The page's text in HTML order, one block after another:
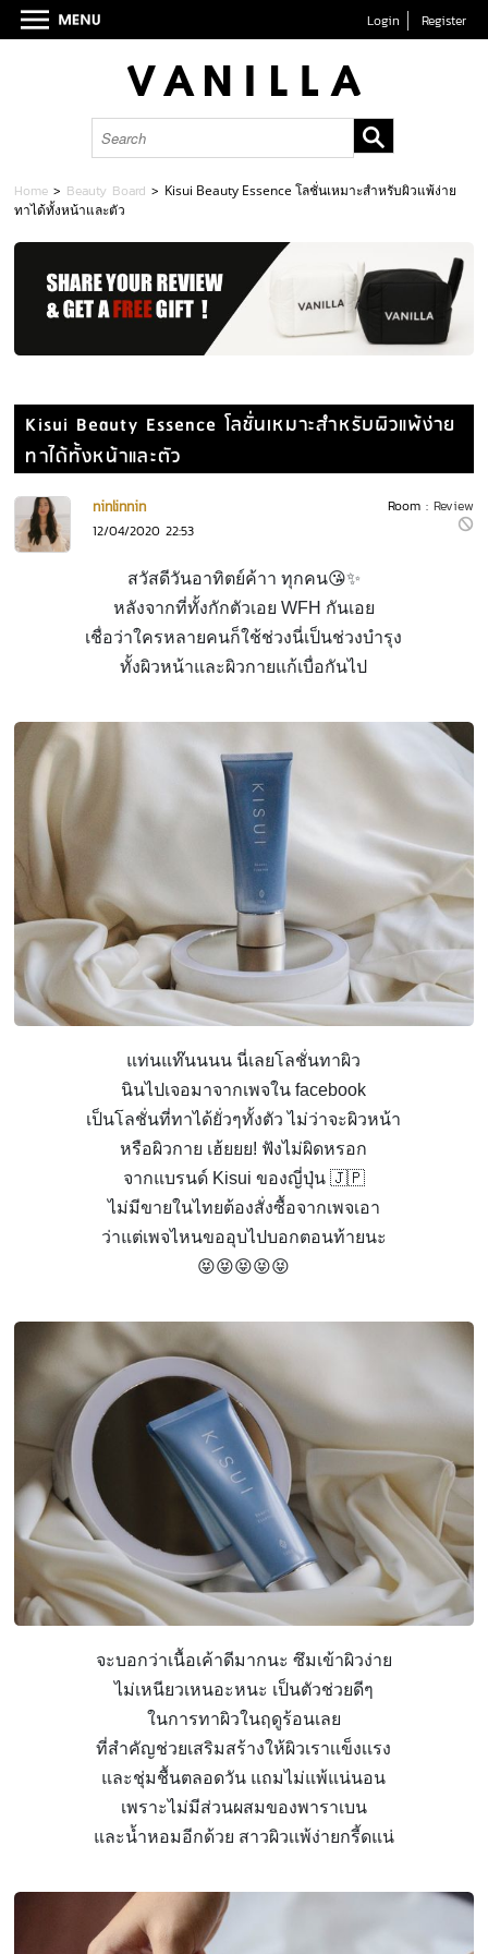
Login Register
Home > Beauty Board > Kisui Beauty Essence โลชั่นเหมาะสำหรับผิวแพ้ง่าย
ทาได้ทั้งหน้าและตัว
Kisui Beauty Essence โลชั่นเหมาะสำหรับผิวแพ้ง่าย
ทาได้ทั้งหน้าและตัว
Room : Review
ninlinnin
12/04/2020 22:53
สวัสดีวันอาทิตย์ค้าา ทุกคน😘✨
หลังจากที่ทั้งกักตัวเอย WFH กันเอย
เชื่อว่าใครหลายคนก็ใช้ช่วงนี่เป็นช่วงบำรุง
ทั้งผิวหน้าและผิวกายแก้เบื่อกันไป
แท่นแท๊นนนน นี่เลยโลชั่นทาผิว
นินไปเจอมาจากเพจใน facebook
เป็นโลชั่นที่ทาได้ยั่วๆทั้งตัว ไม่ว่าจะผิวหน้า
หรือผิวกาย เฮ้ยยย! ฟังไม่ผิดหรอก
จากแบรนด์ Kisui ของญี่ปุ่น 🇯🇵
ไม่มีขายในไทยต้องสั่งซื้อจากเพจเอา
ว่าแต่เพจไหนขออุบไปบอกตอนท้ายนะ
😝😝😝😝😝
จะบอกว่าเนื้อเค้าดีมากนะ ซึมเข้าผิวง่าย
ไม่เหนียวเหนอะหนะ เป็นตัวช่วยดีๆ
ในการทาผิวในฤดูร้อนเลย
ที่สำคัญช่วยเสริมสร้างให้ผิวเราเเข็งเเรง
และชุ่มชื้นตลอดวัน แถมไม่แพ้แน่นอน
เพราะไม่มีส่วนผสมของพาราเบน
และน้ำหอมอีกด้วย สาวผิวเเพ้ง่ายกรี้ดแน่